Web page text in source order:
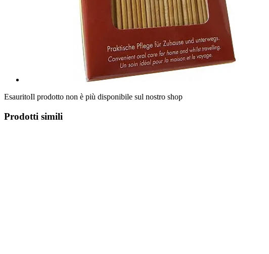
EsauritoIl prodotto non è più disponibile sul nostro shop
Prodotti simili